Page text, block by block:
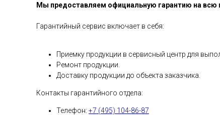
Мы предоставляем официальную гарантию на
Гарантийный сервис включает в себя:
Приемку продукции в сервисный центр для
Ремонт продукции.
Доставку продукции до объекта заказчика.
Контакты гарантийного отдела:
Телефон: +7 (495) 104-86-87